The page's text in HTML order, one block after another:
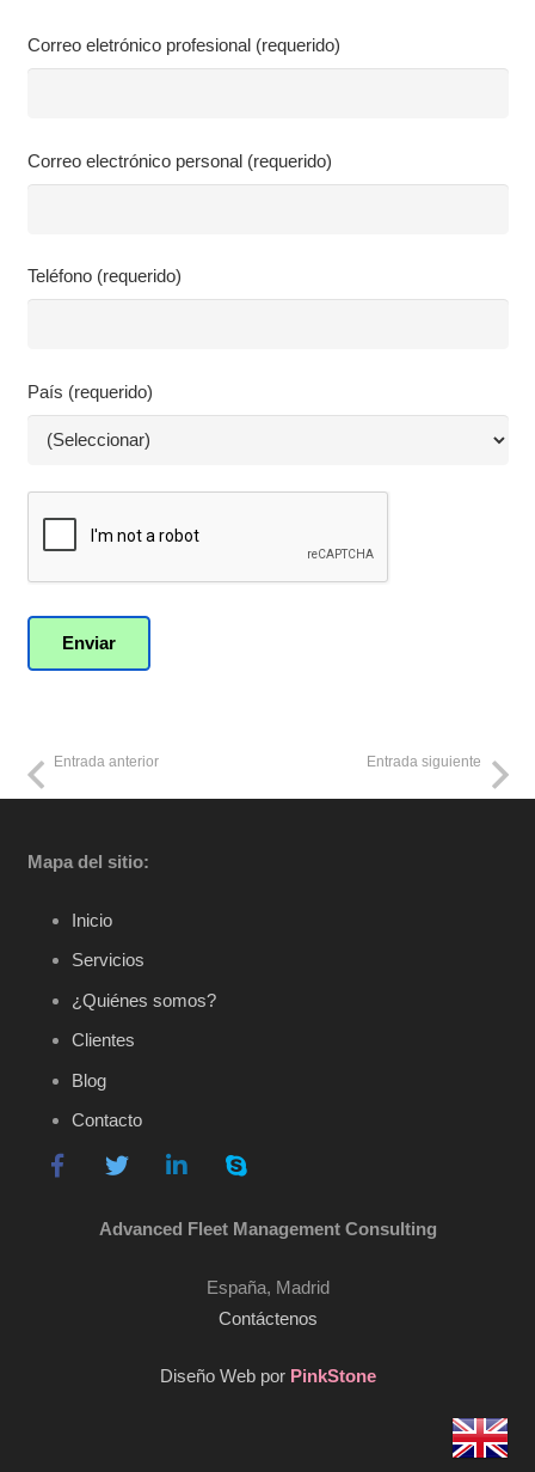
Correo eletrónico profesional (requerido)
Correo electrónico personal (requerido)
Teléfono (requerido)
País (requerido)
Entrada anterior Entrada siguiente
Mapa del sitio:
Inicio
Servicios
¿Quiénes somos?
Clientes
Blog
Contacto
Advanced Fleet Management Consulting
España, Madrid
Contáctenos
Diseño Web por PinkStone